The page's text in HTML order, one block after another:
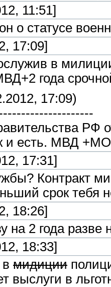
11:51]
о статусе
17:09]
в
года
17:09)
РФ
и есть. МВД +МО
17:31]
Контракт
срок тебя
18:26]
на 2 года разве
18:33]
мидиции
выслуги в